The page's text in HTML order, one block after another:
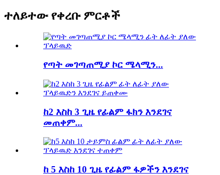
ተለይተው የቀረቡ ምርቶች
የጣት መገጣጠሚያ ኮር ሜላሚን...
ከ2 እስከ 3 ጊዜ የፊልም ፋክን እንደገና
መጠቀም...
ከ 5 እስከ 10 ጊዜ የፊልም ፋዎችን እንደገና